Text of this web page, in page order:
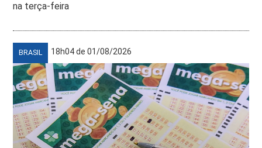
na terça-feira
BRASIL 18h04 de 01/08/2026